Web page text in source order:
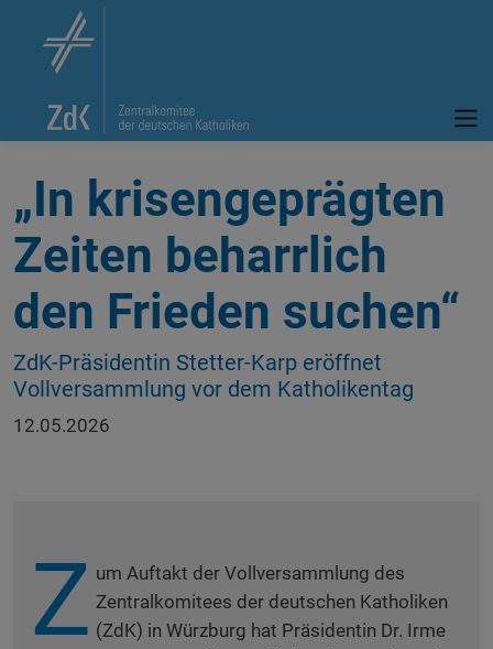
„In krisengeprägten
Zeiten beharrlich
den Frieden suchen“
ZdK-Präsidentin Stetter-Karp eröffnet
Vollversammlung vor dem Katholikentag
12.05.2026
Z um Auftakt der Vollversammlung des
Zentralkomitees der deutschen Katholiken
(ZdK) in Würzburg hat Präsidentin Dr. Irme